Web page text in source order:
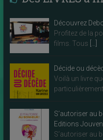
Découvrez
Profitez de la
films. Tous
Décide ou
Voilà un livre
S’autoriser au
Editions
S’autoriser au